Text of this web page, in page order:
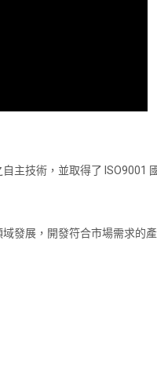
主技術，並取得了 ISO9001
發展，開發符合市場需求的